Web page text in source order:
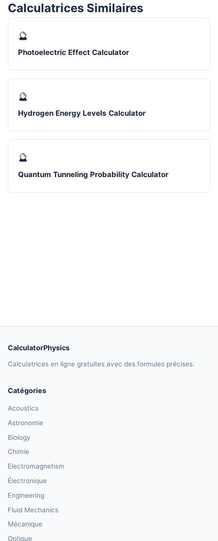
Calculatrices Similaires
🔮
Photoelectric Effect Calculator
🔮
Hydrogen Energy Levels Calculator
🔮
Quantum Tunneling Probability Calculator
CalculatorPhysics
Calculatrices en ligne gratuites avec des formules précises.
Catégories
Acoustics
Astronomie
Biology
Chimie
Electromagnetism
Électronique
Engineering
Fluid Mechanics
Mécanique
Optique